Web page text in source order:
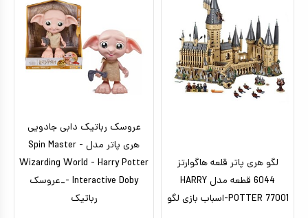
لگو هری پاتر قلعه هاگوارتز
6044 قطعه مدل HARRY
POTTER 77001-اسباب بازی لگو
عروسک رباتیک دابی جادویی
هری پاتر مدل Spin Master -
Wizarding World - Harry Potter
- Interactive Doby_عروسک
رباتیک